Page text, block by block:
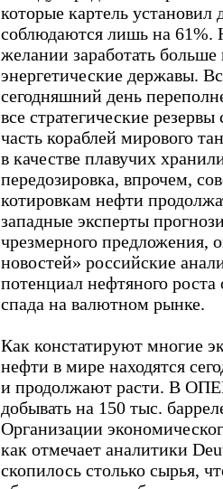
которые картель установил
соблюдаются лишь на 61%.
желании заработать больше
энергетические державы.
сегодняшний день
все стратегические
часть кораблей мирового
в качестве плавучих
передозировка, впрочем,
котировкам нефти
западные эксперты
чрезмерного
новостей» российские
потенциал нефтяного
спада на валютном рынке.
Как констатируют многие
нефти в мире находятся
и продолжают расти. В
добывать на 150 тыс.
Организации
как отмечает аналитики
скопилось столько сырья,